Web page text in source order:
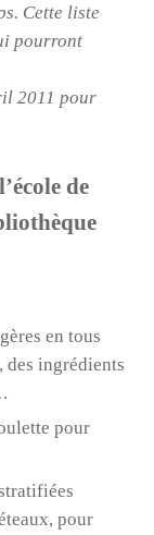
Cette liste
pourront
2011 pour
de
en tous
des ingrédients
pour
pour